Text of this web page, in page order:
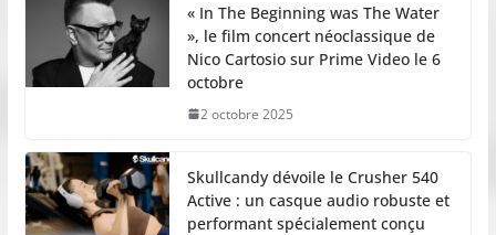
« In The Beginning was The Water
», le film concert néoclassique de
Nico Cartosio sur Prime Video le 6
octobre
2 octobre 2025
Skullcandy dévoile le Crusher 540
Active : un casque audio robuste et
performant spécialement conçu